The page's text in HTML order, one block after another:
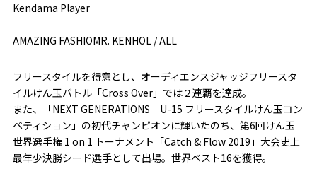
Kendama Player
AMAZING FASHIOMR. KENHOL / ALL
フリースタイルを得意とし、オーディエンスジャッジフリースタ
イルけん玉バトル「Cross Over」では２連覇を達成。
また、「NEXT GENERATIONS U-15 フリースタイルけん玉コン
ペティション」の初代チャンピオンに輝いたのち、第6回けん玉
世界選手権 1 on 1 トーナメント「Catch & Flow 2019」大会史上
最年少決勝シード選手として出場。世界ベスト16を獲得。